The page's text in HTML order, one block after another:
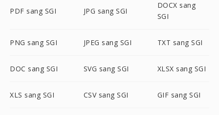
PDF sang SGI JPG sang SGI
DOCX sang
SGI
PNG sang SGI JPEG sang SGI TXT sang SGI
DOC sang SGI SVG sang SGI XLSX sang SGI
XLS sang SGI CSV sang SGI GIF sang SGI